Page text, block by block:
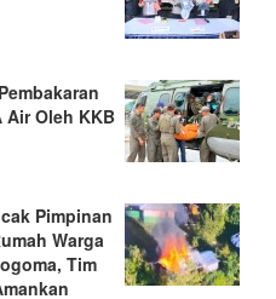
Air Oleh KKB
Pimpinan
Warga
Tim